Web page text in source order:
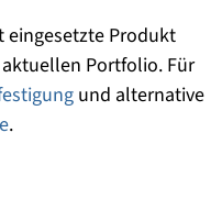
eingesetzte Produkt
Portfolio. Für
und alternative
.